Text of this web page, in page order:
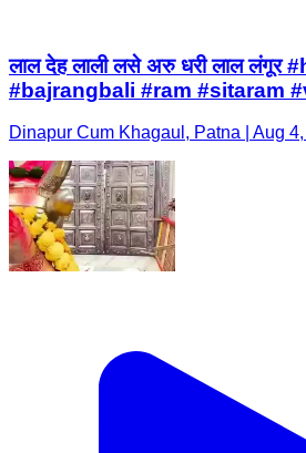
लाल देह लाली लसे अरु धरी लाल लंगूर
#bajrangbali #ram #sitaram
Dinapur Cum Khagaul, Patna | Aug